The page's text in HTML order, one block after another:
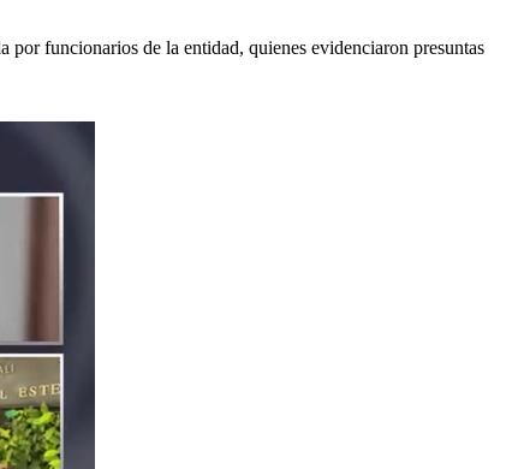
funcionarios de la entidad, quienes evidenciaron presuntas